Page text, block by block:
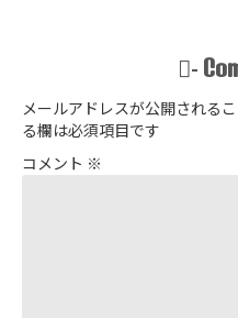
-
メールアドレスが公開されるこ
る欄は必須項目です
コメント ※